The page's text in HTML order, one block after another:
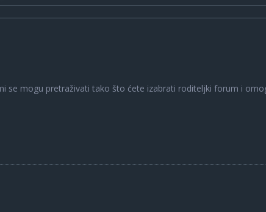
se mogu pretraživati tako što ćete izabrati roditeljki forum i